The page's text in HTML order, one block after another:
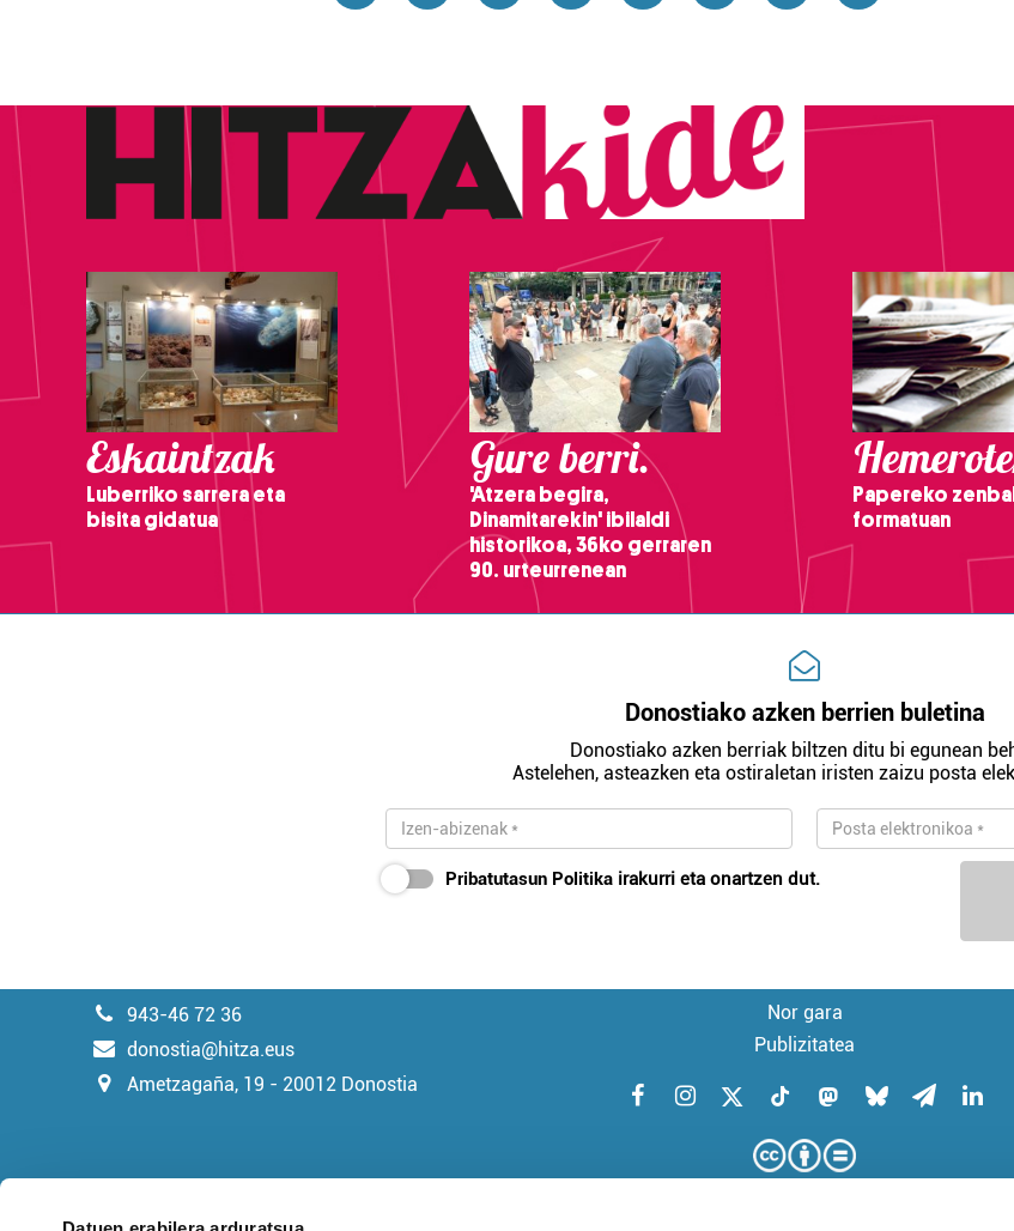
Eskaintzak
Luberriko sarrera eta
bisita gidatua
Gure berri.
'Atzera begira,
Dinamitarekin' ibilaldi
historikoa, 36ko gerraren
90. urteurrenean
Papereko
formatuan
Donostiako azken berrien buletina
Donostiako azken berriak biltzen ditu bi egunean
Astelehen, asteazken eta ostiraletan iristen zaizu posta
Pribatutasun Politika irakurri eta onartzen dut.
943-46 72 36
donostia@hitza.eus
Ametzagaña, 19 - 20012 Donostia
Nor gara
Publizitatea